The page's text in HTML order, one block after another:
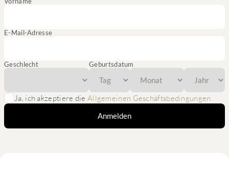
E-Mail-Adresse
Geschlecht Geburtsdatum
Ja, ich akzeptiere die Allgemeinen Geschäftsbedingungen
Anmelden